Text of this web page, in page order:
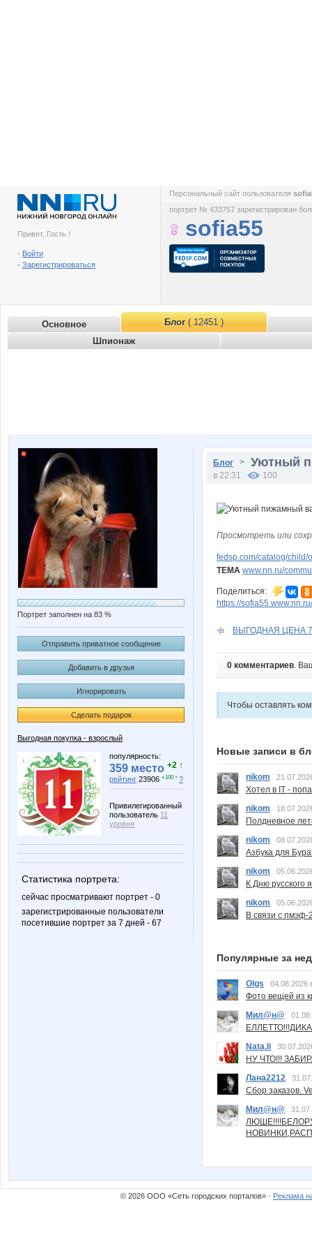
Привет, Гость !
- Войти
- Зарегистрироваться
Персональный сайт пользователя
портрет № 433757 зарегистрирован
sofia55
Основное Блог( 12451 )
Шпионаж
Портрет заполнен на 83 %
Отправить приватное сообщение
Добавить в друзья
Игнорировать
Сделать подарок
Выгодная покупка - взрослый
популярность:
359 место +2 ↑
рейтинг 23906 +100 ↑ ?
Привилегированный
пользователь 11
уровня
Статистика портрета:
сейчас просматривают портрет - 0
зарегистрированные пользователи
посетившие портрет за 7 дней - 67
Блог > Уютный
в 22:31 100
Просмотреть или
fedsp.com/catalog/child/
ТЕМА www.nn.ru/
Поделиться:
https://
ВЫГОДНАЯ ЦЕНА
0 комментариев.
Чтобы оставлять
Новые записи в
nikom
Хотел в IT -
nikom
Полдневное
nikom
Азбука для
nikom
К Дню русского
nikom
В связи с пмэф-
Популярные за
Olgs 04.08.2026
Фото вещей из
Мил@н@
Nata.li
НУ ЧТО!!!
Лана2212
Сбор заказов.
Мил@н@
© 2026 ООО «Сеть городских порталов» · Реклама